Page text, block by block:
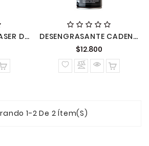
. ELF MOTO DEGREASER DESENGRASANTE. (12 S. 04L. C)
DESENGRASANTE CADENA Y FRENO 500ML 1602
$12.800
normal
1-2 De 2 Ítem(s)